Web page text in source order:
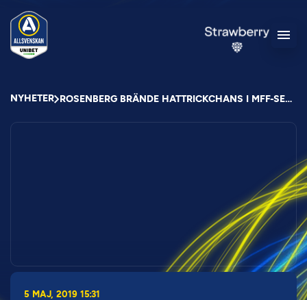
NYHETER ROSENBERG BRÄNDE HATTRICKCHANS I MFF-SEGER
5 MAJ, 2019 15:31